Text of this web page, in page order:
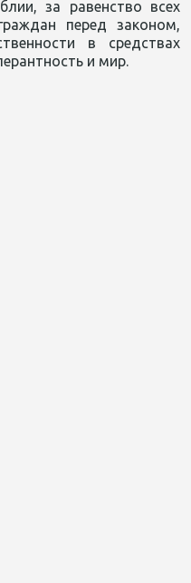
за равенство всех
перед законом,
в средствах
и мир.